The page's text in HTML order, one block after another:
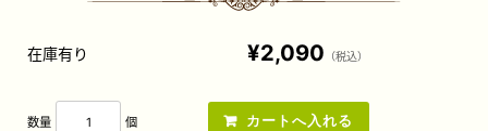
在庫有り ¥2,090 （税込）
数量 個